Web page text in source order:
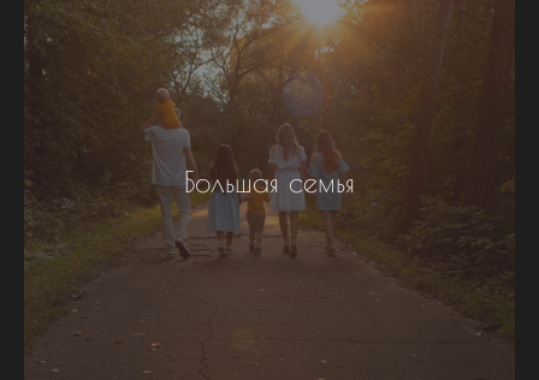
Большая семья